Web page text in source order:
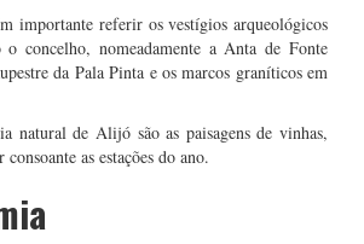
importante referir os vestígios arqueológicos
o concelho, nomeadamente a Anta de Fonte
da Pala Pinta e os marcos graníticos em
natural de Alijó são as paisagens de vinhas,
as estações do ano.